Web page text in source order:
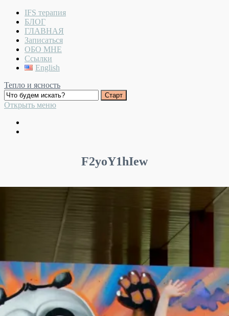
IFS терапия
БЛОГ
ГЛАВНАЯ
Записаться
ОБО МНЕ
Ссылки
English
Тепло и ясность
Открыть меню
F2yoY1hIew